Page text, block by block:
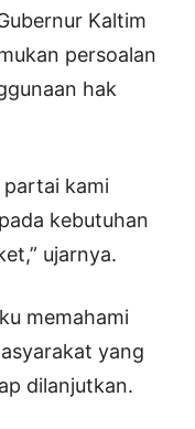
Kaltim
persoalan
hak
partai kami
kebutuhan
ujarnya.
memahami
yang
dilanjutkan.